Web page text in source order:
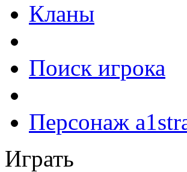
Кланы
Поиск игрока
Персонаж
Играть